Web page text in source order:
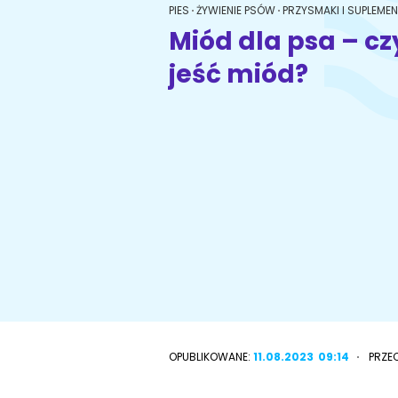
Przyjazne miejsca
PIES ŻYWIENIE PSÓW PRZYSMAKI I
Miód dla psa –
jeść miód?
OPUBLIKOWANE: 11.08.2023 09:14